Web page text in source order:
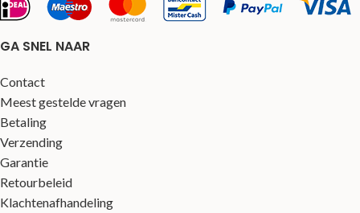
GA SNEL NAAR
Contact
Meest gestelde vragen
Betaling
Verzending
Garantie
Retourbeleid
Klachtenafhandeling